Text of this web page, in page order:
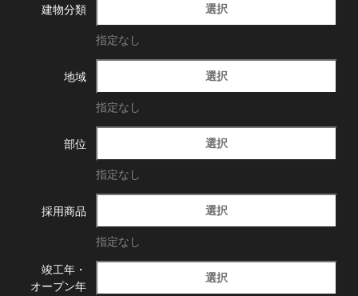
建物分類 選択
指定なし
地域 選択
指定なし
部位 選択
指定なし
採用商品 選択
指定なし
竣工年・
オープン年
選択